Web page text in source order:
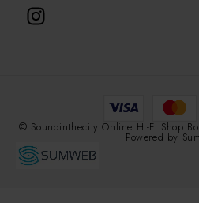
© Soundinthecity Online Hi-Fi Shop
Powered by